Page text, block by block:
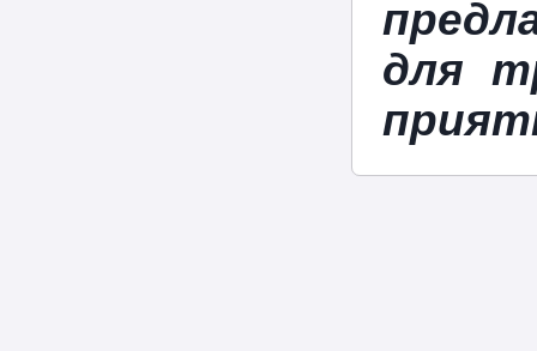
для